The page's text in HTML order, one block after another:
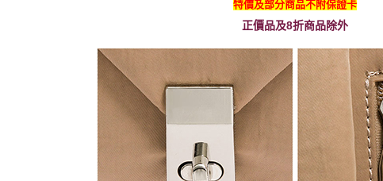
特價及部分商品不附保證卡
正價品及8折商品除外